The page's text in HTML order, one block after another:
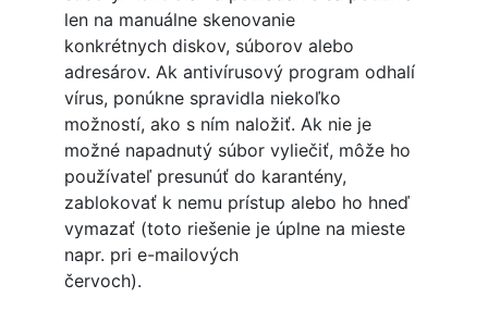
len na manuálne skenovanie
konkrétnych diskov, súborov alebo
adresárov. Ak antivírusový program odhalí
vírus, ponúkne spravidla niekoľko
možností, ako s ním naložiť. Ak nie je
možné napadnutý súbor vyliečiť, môže ho
používateľ presunúť do karantény,
zablokovať k nemu prístup alebo ho hneď
vymazať (toto riešenie je úplne na mieste
napr. pri e-mailových
červoch).